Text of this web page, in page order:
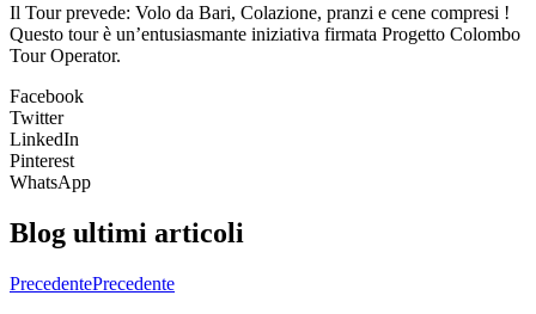
Il Tour prevede: Volo da Bari, Colazione, pranzi e cene compresi !
Questo tour è un’entusiasmante iniziativa firmata Progetto Colombo
Tour Operator.
Facebook
Twitter
LinkedIn
Pinterest
WhatsApp
Blog ultimi articoli
PrecedentePrecedente